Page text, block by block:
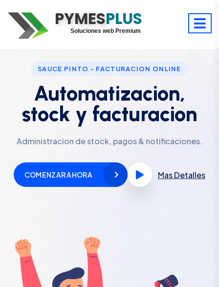
PYMESPLUS
Digitaliza tu éxito
Soluciones web Premium
SAUCE PINTO - FACTURACION ONLINE
Automatizacion,
stock y facturacion
Administracion de stock, pagos & notificaciones.
COMENZAR AHORA Mas Detalles